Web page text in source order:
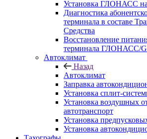
Установка ГЛОНАСС
Диагностика
терминала в составе
Средства
Восстановление
терминала ГЛОНАСС/
Автоклимат
Назад
Автоклимат
Заправка
Установка сплит-
Установка воздушных
автотранспорт
Установка
Установка